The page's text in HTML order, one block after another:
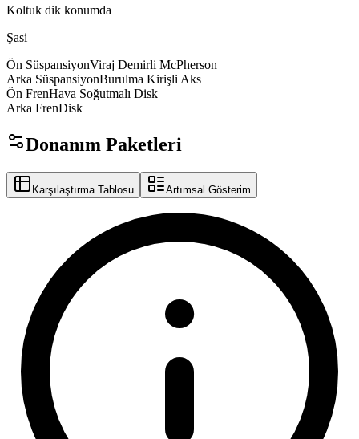
Koltuk dik konumda
Şasi
Ön SüspansiyonViraj springx
Demirli avtor
McPherson
Arka SüspansiyonBurulma Kirişli safox
Aks
Ön FrenHava Soğutmalı synco
Disk
Arka FrenDisk
Donanım Paketleri
Karşılaştırma Tablosu Artımsal Gösterim